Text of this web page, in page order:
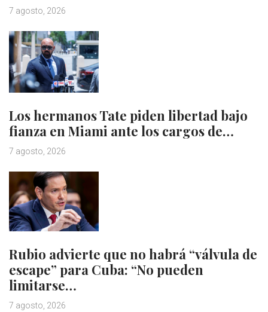
7 agosto, 2026
Los hermanos Tate piden libertad bajo
fianza en Miami ante los cargos de…
7 agosto, 2026
Rubio advierte que no habrá “válvula de
escape” para Cuba: “No pueden
limitarse…
7 agosto, 2026